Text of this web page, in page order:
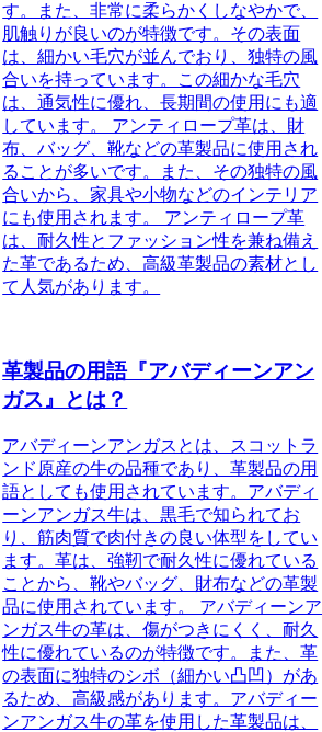
す。また、非常に柔らかくしなやかで、
肌触りが良いのが特徴です。その表面
は、細かい毛穴が並んでおり、独特の風
合いを持っています。この細かな毛穴
は、通気性に優れ、長期間の使用にも適
しています。 アンティロープ革は、財
布、バッグ、靴などの革製品に使用され
ることが多いです。また、その独特の風
合いから、家具や小物などのインテリア
にも使用されます。 アンティロープ革
は、耐久性とファッション性を兼ね備え
た革であるため、高級革製品の素材とし
て人気があります。
革製品の用語『アバディーンアン
ガス』とは？
アバディーンアンガスとは、スコットラ
ンド原産の牛の品種であり、革製品の用
語としても使用されています。アバディ
ーンアンガス牛は、黒毛で知られてお
り、筋肉質で肉付きの良い体型をしてい
ます。革は、強靭で耐久性に優れている
ことから、靴やバッグ、財布などの革製
品に使用されています。 アバディーンア
ンガス牛の革は、傷がつきにくく、耐久
性に優れているのが特徴です。また、革
の表面に独特のシボ（細かい凸凹）があ
るため、高級感があります。アバディー
ンアンガス牛の革を使用した革製品は、